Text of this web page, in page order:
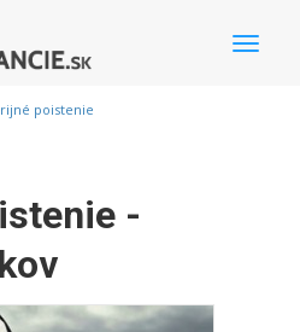
Toggle
poistenie
-